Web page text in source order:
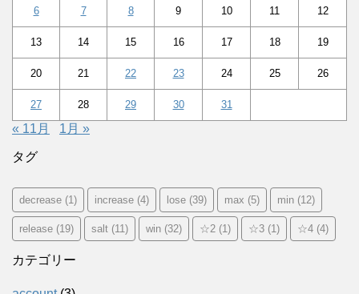
6 7 8 9 10 11 12
13 14 15 16 17 18 19
20 21 22 23 24 25 26
27 28 29 30 31
« 11月 1月 »
タグ
decrease (1) increase (4) lose (39) max (5) min (12)
release (19) salt (11) win (32) ☆2 (1) ☆3 (1) ☆4 (4)
カテゴリー